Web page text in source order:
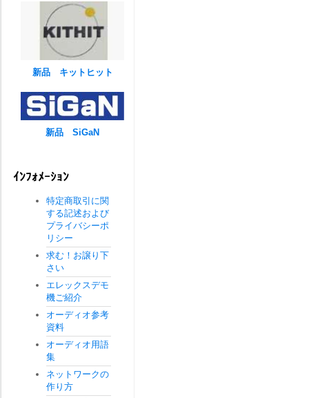
新品 キットヒット
新品 SiGaN
ｲﾝﾌｫﾒｰｼｮﾝ
特定商取引に関
する記述および
プライバシーポ
リシー
求む！お譲り下
さい
エレックスデモ
機ご紹介
オーディオ参考
資料
オーディオ用語
集
ネットワークの
作り方